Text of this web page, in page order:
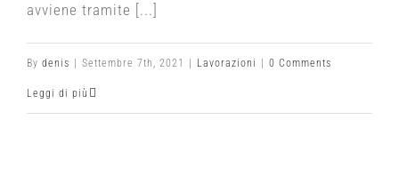
avviene tramite [...]
By denis Settembre 7th, 2021 Lavorazioni 0 Comments
Leggi di più